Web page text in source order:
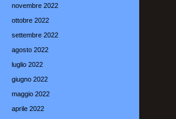
novembre 2022
ottobre 2022
settembre 2022
agosto 2022
luglio 2022
giugno 2022
maggio 2022
aprile 2022